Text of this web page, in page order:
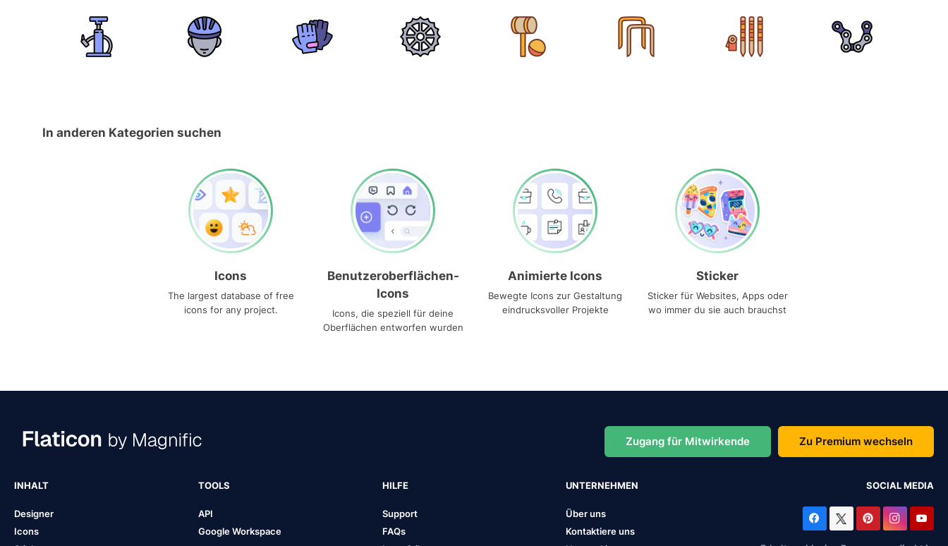
In anderen Kategorien suchen
Icons
The largest database of free
icons for any project.
Benutzeroberflächen-
Icons
Icons, die speziell für deine
Oberflächen entworfen wurden
Animierte Icons
Bewegte Icons zur Gestaltung
eindrucksvoller Projekte
Sticker
Sticker für Websites, Apps oder
wo immer du sie auch brauchst
Zugang für Mitwirkende Zu Premium wechseln
INHALT
Designer
Icons
TOOLS
API
Google Workspace
HILFE
Support
FAQs
UNTERNEHMEN
Über uns
Kontaktiere uns
SOCIAL MEDIA